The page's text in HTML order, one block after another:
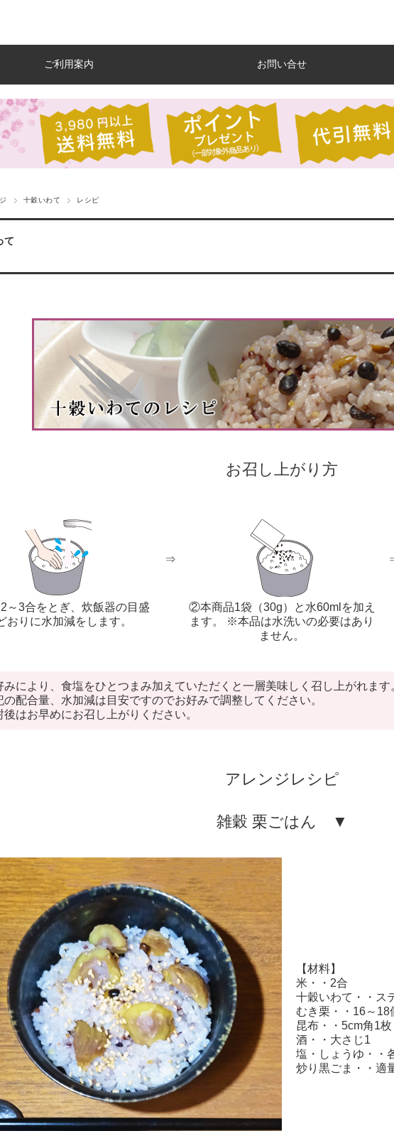
ご利用案内 お問い合せ
十穀いわて レシピ
て
お召し上がり方
⇒
～3合をとぎ、炊飯器の目盛
おりに水加減をします。
②本商品1袋（30g）と水60mlを加え
ます。 ※本品は水洗いの必要はあり
ません。
により、食塩をひとつまみ加えていただくと一層美味しく召し上がれます
配合量、水加減は目安ですのでお好みで調整してください。
はお早めにお召し上がりください。
アレンジレシピ
雑穀 栗ごはん ▼
【材料】
米・・2合
十穀いわて・・ス
むき栗・・16～18
昆布・・5cm角1枚
酒・・大さじ1
塩・しょうゆ・・
炒り黒ごま・・適